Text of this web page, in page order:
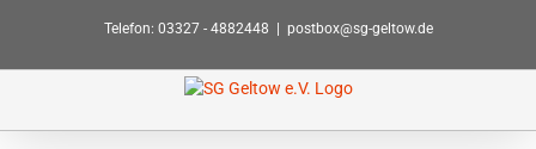
Telefon: 03327 - 4882448 postbox@sg-geltow.de